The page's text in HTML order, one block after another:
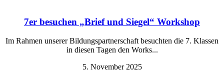
7er besuchen „Brief und Siegel“ Workshop
Im Rahmen unserer Bildungspartnerschaft besuchten die 7. Klassen
in diesen Tagen den Works...
5. November 2025